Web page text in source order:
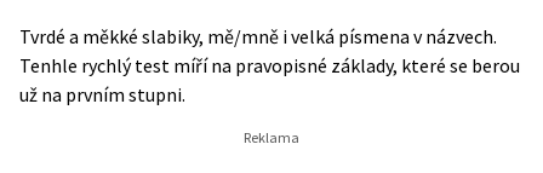
Tvrdé a měkké slabiky, mě/mně i velká písmena v názvech.
Tenhle rychlý test míří na pravopisné základy, které se berou
už na prvním stupni.